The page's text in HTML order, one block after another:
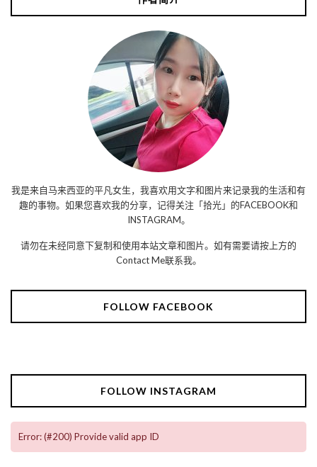
我是来自马来西亚的平凡女生，我喜欢用文字和图片来记录我的生活和有
趣的事物。如果您喜欢我的分享，记得关注「拾光」的FACEBOOK和
INSTAGRAM。
请勿在未经同意下复制和使用本站文章和图片。如有需要请按上方的
Contact Me联系我。
FOLLOW FACEBOOK
FOLLOW INSTAGRAM
Error: (#200) Provide valid app ID